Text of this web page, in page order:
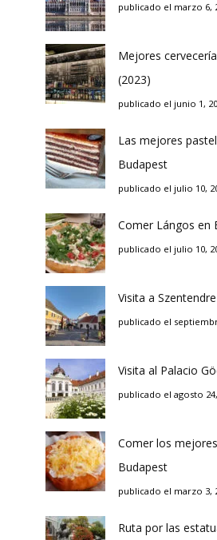
publicado el marzo 6,
Mejores
(2023)
publicado el junio 1,
Las mejores
Budapest
publicado el julio 10,
Comer Lángos en
publicado el julio 10,
Visita a Szentendre
publicado el
Visita al Palacio
publicado el agosto
Comer los
Budapest
publicado el marzo 3,
Ruta por las